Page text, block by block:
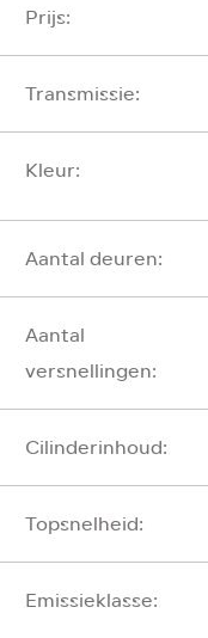
Prijs:
Transmissie:
Kleur:
Aantal deuren:
Aantal
versnellingen:
Cilinderinhoud:
Topsnelheid:
Emissieklasse: